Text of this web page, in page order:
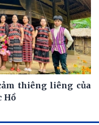
thiêng liêng của
Hồ